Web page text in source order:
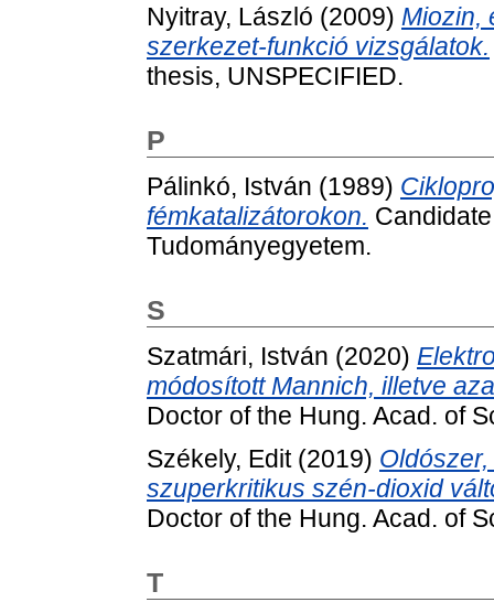
Nyitray, László (2009) Miozin,
szerkezet-funkció vizsgálatok.
thesis, UNSPECIFIED.
P
Pálinkó, István (1989)
fémkatalizátorokon.
Tudományegyetem.
S
Szatmári, István (2020)
módosított Mannich, illetve
Doctor of the Hung. Acad. of
Székely, Edit(2019)
szuperkritikus szén-dioxid
Doctor of the Hung. Acad. of
T